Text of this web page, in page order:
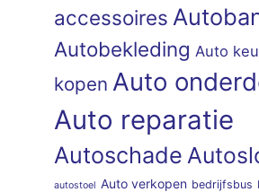
accessoires
Autobekleding Auto
kopen Auto
Auto reparatie
Autoschade
autostoel Auto verkopen bedrijfsbus